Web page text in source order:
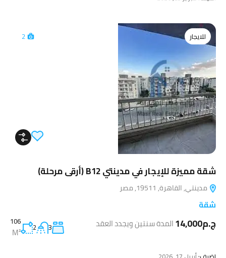
للايجار 2
شقة مميزة للإيجار في مدينتي B12 (أرقى مرحلة)
مدينتي, القاهرة, 19511, مصر
شقة
ج.م14,000 المدة سنتين ويجدد العقد 3
2
106
M²